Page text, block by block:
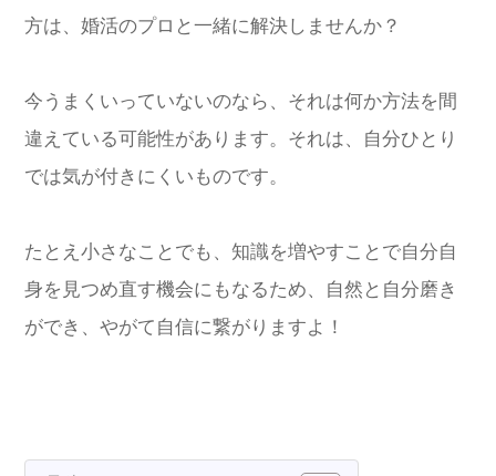
方は、婚活のプロと一緒に解決しませんか？
今うまくいっていないのなら、それは何か方法を間
違えている可能性があります。それは、自分ひとり
では気が付きにくいものです。
たとえ小さなことでも、知識を増やすことで自分自
身を見つめ直す機会にもなるため、自然と自分磨き
ができ、やがて自信に繋がりますよ！